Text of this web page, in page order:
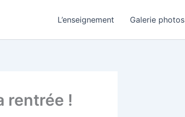
L’enseignement Galerie photos
rentrée !